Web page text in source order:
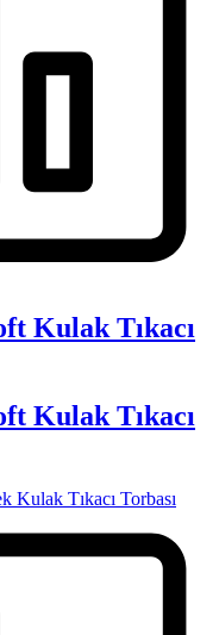
Kulak Tıkacı
Kulak Tıkacı